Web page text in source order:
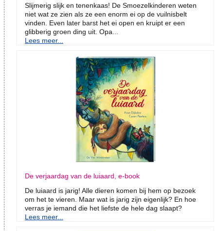
Slijmerig slijk en tenenkaas! De Smoezelkinderen weten
niet wat ze zien als ze een enorm ei op de vuilnisbelt
vinden. Even later barst het ei open en kruipt er een
glibberig groen ding uit. Opa...
Lees meer...
De verjaardag van de luiaard, e-book
De luiaard is jarig! Alle dieren komen bij hem op bezoek
om het te vieren. Maar wat is jarig zijn eigenlijk? En hoe
verras je iemand die het liefste de hele dag slaapt?
Lees meer...